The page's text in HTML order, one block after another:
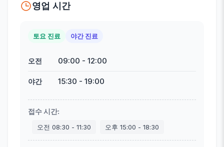
영업 시간
토요 진료 야간 진료
오전 09:00 - 12:00
야간 15:30 - 19:00
접수 시간:
오전 08:30 - 11:30 오후 15:00 - 18:30